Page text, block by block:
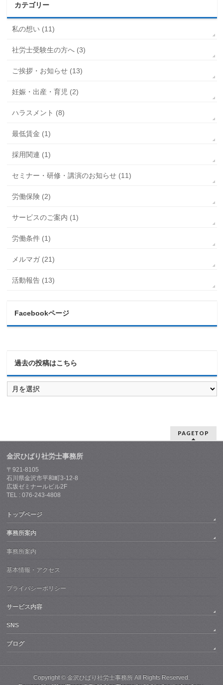
カテゴリー
私の想い (11)
社労士受験生の方へ (3)
ご挨拶・お知らせ (13)
妊娠・出産・育児 (2)
ハラスメント (8)
最低賃金 (1)
採用関連 (1)
セミナー・研修・講演のお知らせ (11)
労働保険 (2)
サービスのご案内 (1)
労働条件 (1)
メルマガ (21)
活動報告 (13)
Facebookページ
過去の投稿はこちら
過
去
の
ち
ら
PAGETOP
金沢ひばり社労士事務所
〒921-8105
石川県金沢市平和町3-12-8
広坂ゼミナールビル2F
TEL : 076-243-4808
トップページ
事務所案内
事務所案内
基本情報・アクセス
プライバシーポリシー
サービス内容
SNS
ブログ
Copyright © 金沢ひばり社労士事務所All Rights Reserved.